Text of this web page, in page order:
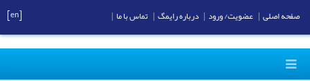
صفحه اصلی عضویت/ ورود درباره رایمگ تماس با ما